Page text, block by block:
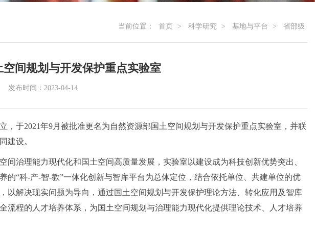
当前位置： 首页 > 科学研究 > 基地与平台 > 省部级
空间规划与开发保护重点实验室
发布时间：2023-04-14
，于2021年9月被批准更名为自然资源部国土空间规划与开发保护重点实验室，并联
建设。
治理能力现代化和国土空间高质量发展，实验室以建设成为科技创新优势突出、
“科-产-智-教”一体化创新与智库平台为总体定位，结合依托单位、共建单位的优
以解决现实问题为导向，通过国土空间规划与开发保护理论方法、转化应用及智库
流程的人才培养体系，为国土空间规划与治理能力现代化提供理论技术、人才培养